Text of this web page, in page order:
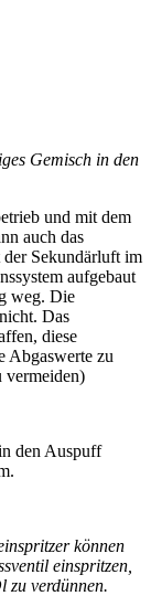
Gemisch in den
und mit dem
auch das
Sekundärluft im
aufgebaut
weg. Die
Das
diese
Abgaswerte zu
vermeiden)
den Auspuff
können
einspritzen,
zu verdünnen.